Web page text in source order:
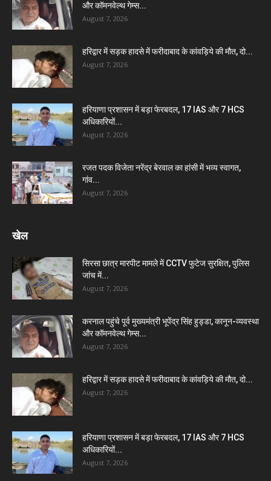
और कॉमनवेल्थ गेम्स...
August 7, 2026
हरिद्वार में सड़क हादसे में फरीदाबाद के कांवड़िये की मौत, दो...
August 7, 2026
हरियाणा प्रशासन में बड़ा फेरबदल, 17 IAS और 7 HCS
अधिकारियों...
August 7, 2026
रजत पदक विजेता नरेंद्र बेरवाल का हांसी में भव्य स्वागत,
गांव...
August 7, 2026
खेल
सिरसा छात्र मारपीट मामले में CCTV फुटेज सुरक्षित, पुलिस
जांच में...
August 7, 2026
करनाल पहुंचे पूर्व मुख्यमंत्री भूपेंद्र सिंह हुड्डा, कानून-व्यवस्था
और कॉमनवेल्थ गेम्स...
August 7, 2026
हरिद्वार में सड़क हादसे में फरीदाबाद के कांवड़िये की मौत, दो...
August 7, 2026
हरियाणा प्रशासन में बड़ा फेरबदल, 17 IAS और 7 HCS
अधिकारियों...
August 7, 2026